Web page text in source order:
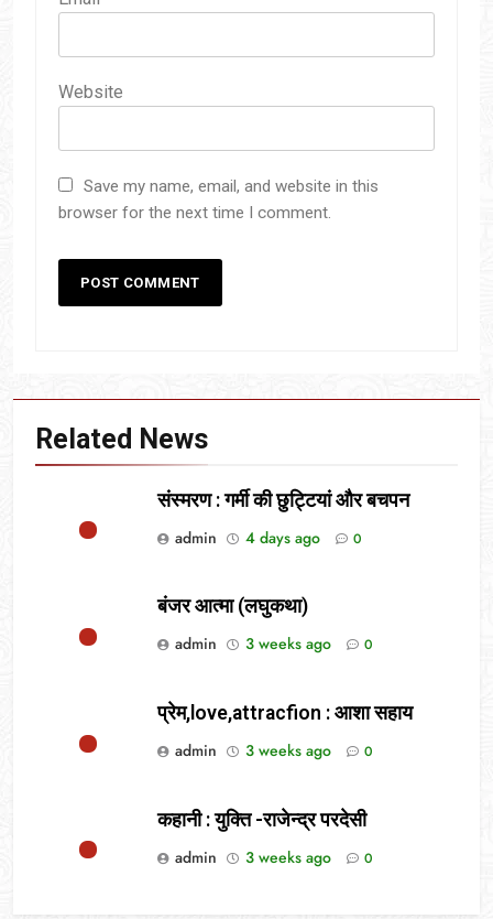
Website
Save my name, email, and website in this
browser for the next time I comment.
Related News
संस्मरण : गर्मी की छुट्टियां और बचपन
admin
4 days ago 0
बंजर आत्मा (लघुकथा)
admin
3 weeks ago 0
प्रेम,love,attracfion : आशा सहाय
admin
3 weeks ago 0
कहानी : युक्ति -राजेन्द्र परदेसी
admin
3 weeks ago 0